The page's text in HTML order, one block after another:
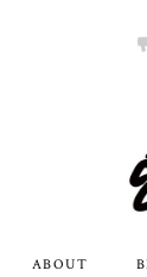
ABOUT